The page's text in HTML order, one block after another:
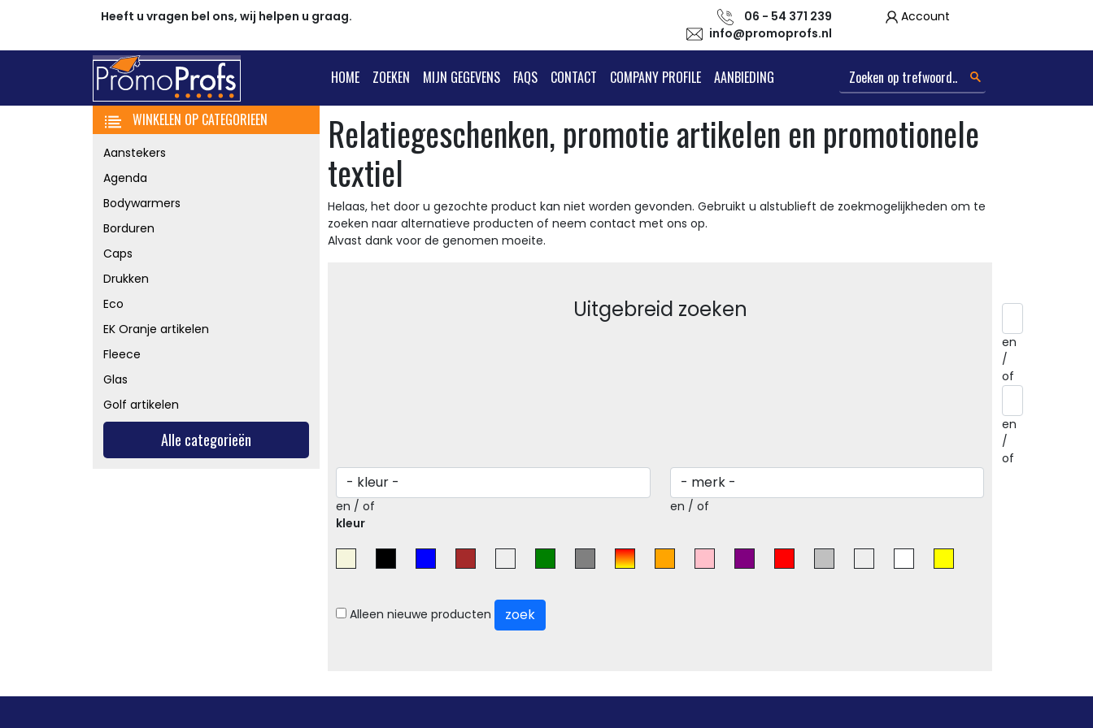
Heeft u vragen bel ons, wij helpen u graag.
06 - 54 371 239
info@promoprofs.nl
Account
HOME ZOEKEN MIJN GEGEVENS FAQS CONTACT COMPANY PROFILE AANBIEDING
WINKELEN OP CATEGORIEEN
Aanstekers
Agenda
Bodywarmers
Borduren
Caps
Drukken
Eco
EK Oranje artikelen
Fleece
Glas
Golf artikelen
Alle categorieën
Relatiegeschenken, promotie artikelen en promotionele
textiel
Helaas, het door u gezochte product kan niet worden gevonden. Gebruikt u alstublieft de zoekmogelijkheden om te
zoeken naar alternatieve producten of neem contact met ons op.
Alvast dank voor de genomen moeite.
Uitgebreid zoeken
en
/
of
en
/
of
en / of
en / of
kleur
Alleen nieuwe producten zoek